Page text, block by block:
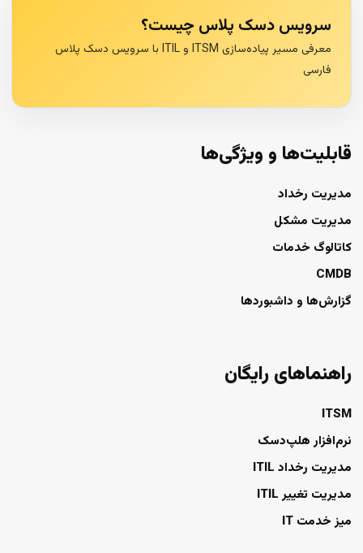
سرویس دسک پلاس چیست؟
معرفی مسیر پیاده‌سازی ITSM و ITIL با سرویس دسک پلاس
فارسی
قابلیت‌ها و ویژگی‌ها
مدیریت رخداد
مدیریت مشکل
کاتالوگ خدمات
CMDB
گزارش‌ها و داشبوردها
راهنماهای رایگان
ITSM
نرم‌افزار هلپ‌دسک
مدیریت رخداد ITIL
مدیریت تغییر ITIL
میز خدمت IT